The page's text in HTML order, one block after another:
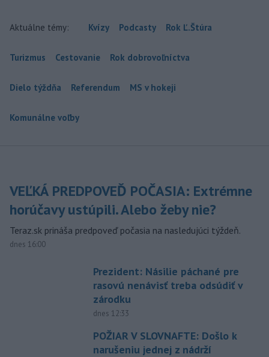
Aktuálne témy: Kvízy Podcasty Rok Ľ.Štúra
Turizmus Cestovanie Rok dobrovoľníctva
Dielo týždňa Referendum MS v hokeji
Komunálne voľby
VEĽKÁ PREDPOVEĎ POČASIA: Extrémne
horúčavy ustúpili. Alebo žeby nie?
Teraz.sk prináša predpoveď počasia na nasledujúci týždeň.
dnes 16:00
Prezident: Násilie páchané pre
rasovú nenávisť treba odsúdiť v
zárodku
dnes 12:33
POŽIAR V SLOVNAFTE: Došlo k
narušeniu jednej z nádrží